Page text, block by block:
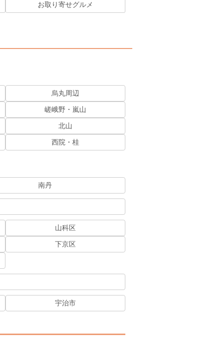
お取り寄せグルメ
烏丸周辺
嵯峨野・嵐山
北山
西院・桂
南丹
山科区
下京区
宇治市